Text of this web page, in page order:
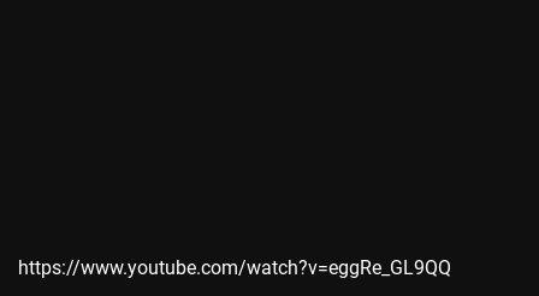
https://www.youtube.com/watch?v=eggRe_GL9QQ